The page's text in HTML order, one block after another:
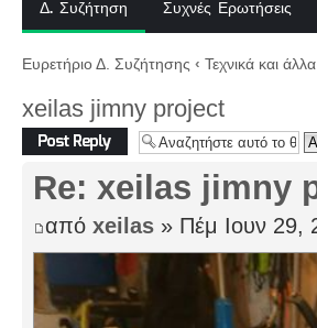
Δ. Συζήτηση Συχνές Ερωτήσεις
Ευρετήριο Δ. Συζήτησης ‹ Τεχνικά και άλλα
xeilas jimny project
Δημιουργία
απάντησης
Re: xeilas jimny
από xeilas » Πέμ Ιουν 29,